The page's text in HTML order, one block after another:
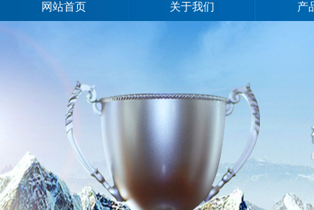
网站首页 关于我们
关于我们
产